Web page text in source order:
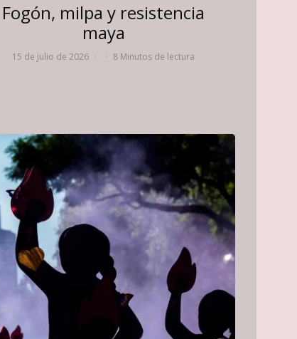
Fogón, milpa y resistencia
maya
15 de julio de 2026 · · 8 Minutos de lectura